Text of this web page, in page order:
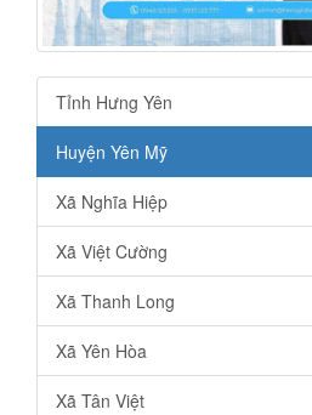
Tỉnh Hưng Yên
Huyện Yên Mỹ
Xã Nghĩa Hiệp
Xã Việt Cường
Xã Thanh Long
Xã Yên Hòa
Xã Tân Việt